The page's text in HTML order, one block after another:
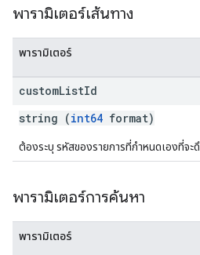
พารามิเตอร์เส้นทาง
พารามิเตอร์
customListId
string (int64 format)
ต้องระบุ รหัสของรายการที่กำหนดเองที่จะ
พารามิเตอร์การค้นหา
พารามิเตอร์